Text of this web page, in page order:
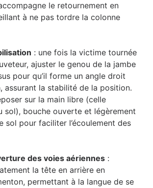
le retournement en
à ne pas tordre la colonne
: une fois la victime tournée
ajuster le genou de la jambe
pour qu’il forme un angle droit
assurant la stabilité de la position.
sur la main libre (celle
sol), bouche ouverte et légèrement
sol pour faciliter l’écoulement des
des voies aériennes :
la tête en arrière en
permettant à la langue de se